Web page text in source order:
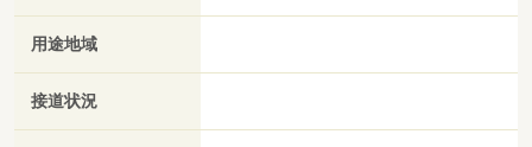
用途地域
接道状況